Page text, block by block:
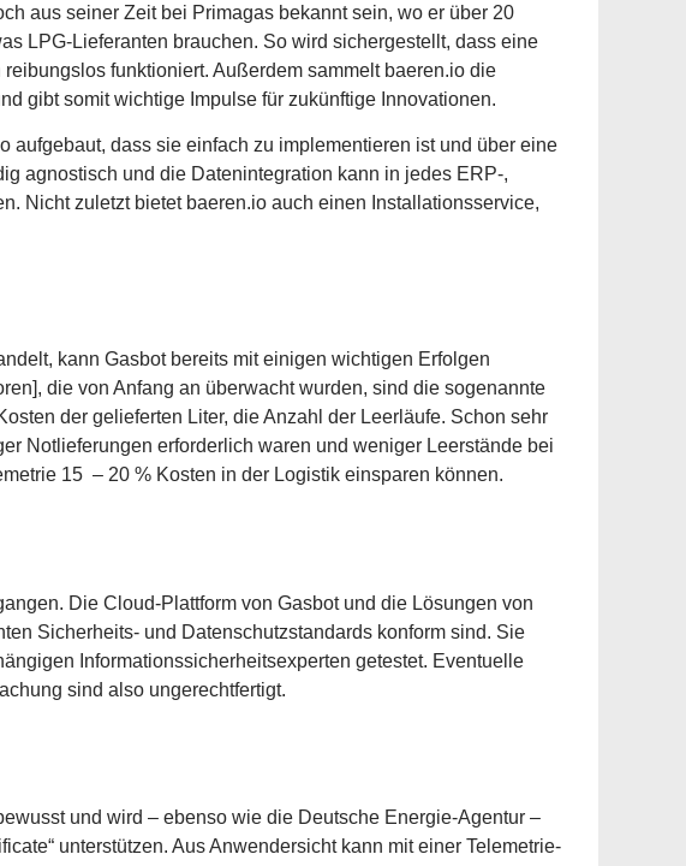
aus seiner Zeit bei Primagas bekannt sein, wo er über 20
LPG-Lieferanten brauchen. So wird sichergestellt, dass eine
funktioniert. Außerdem sammelt baeren.io die
gibt somit wichtige Impulse für zukünftige Innovationen.
aufgebaut, dass sie einfach zu implementieren ist und über eine
agnostisch und die Datenintegration kann in jedes ERP-,
Nicht zuletzt bietet baeren.io auch einen Installationsservice,
kann Gasbot bereits mit einigen wichtigen Erfolgen
die von Anfang an überwacht wurden, sind die sogenannte
der gelieferten Liter, die Anzahl der Leerläufe. Schon sehr
Notlieferungen erforderlich waren und weniger Leerstände bei
15 – 20 % Kosten in der Logistik einsparen können.
Die Cloud-Plattform von Gasbot und die Lösungen von
Sicherheits- und Datenschutzstandards konform sind. Sie
Informationssicherheitsexperten getestet. Eventuelle
sind also ungerechtfertigt.
und wird – ebenso wie die Deutsche Energie-Agentur –
unterstützen. Aus Anwendersicht kann mit einer Telemetrie-